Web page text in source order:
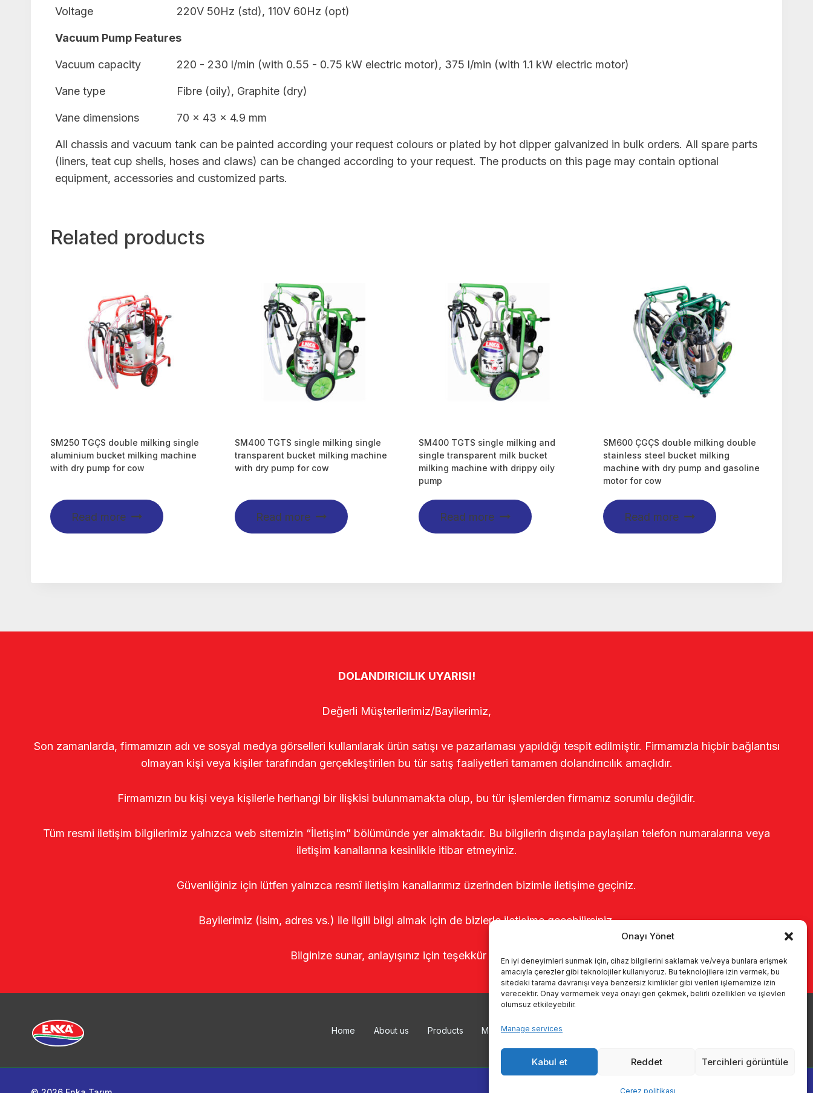
Onayı Yönet
En iyi deneyimleri sunmak için, cihaz bilgilerini saklamak ve/veya bunlara erişmek
amacıyla çerezler gibi teknolojiler kullanıyoruz. Bu teknolojilere izin vermek, bu
sitedeki tarama davranışı veya benzersiz kimlikler gibi verileri işlememize izin
verecektir. Onay vermemek veya onayı geri çekmek, belirli özellikleri ve işlevleri
olumsuz etkileyebilir.
Manage services
Kabul et Reddet Tercihleri görüntüle
Çerez politikası
Voltage 220V 50Hz (std), 110V 60Hz (opt)
Vacuum Pump Features
Vacuum capacity 220 - 230 l/min (with 0.55 - 0.75 kW electric motor), 375 l/min (with 1.1 kW electric motor)
Vane type Fibre (oily), Graphite (dry)
Vane dimensions 70 x 43 x 4.9 mm
All chassis and vacuum tank can be painted according your request colours or plated by hot dipper galvanized in bulk orders. All spare parts
(liners, teat cup shells, hoses and claws) can be changed according to your request. The products on this page may contain optional
equipment, accessories and customized parts.
Related products
SM250 TGÇS double milking single
aluminium bucket milking machine
with dry pump for cow
Read more
SM400 TGTS single milking single
transparent bucket milking machine
with dry pump for cow
Read more
SM400 TGTS single milking and
single transparent milk bucket
milking machine with drippy oily
pump
Read more
SM600 ÇGÇS double milking double
stainless steel bucket milking
machine with dry pump and gasoline
motor for cow
Read more
DOLANDIRICILIK UYARISI!
Değerli Müşterilerimiz/Bayilerimiz,
Son zamanlarda, firmamızın adı ve sosyal medya görselleri kullanılarak ürün satışı ve pazarlaması yapıldığı tespit edilmiştir. Firmamızla hiçbir bağlantısı
olmayan kişi veya kişiler tarafından gerçekleştirilen bu tür satış faaliyetleri tamamen dolandırıcılık amaçlıdır.
Firmamızın bu kişi veya kişilerle herhangi bir ilişkisi bulunmamakta olup, bu tür işlemlerden firmamız sorumlu değildir.
Tüm resmi iletişim bilgilerimiz yalnızca web sitemizin “İletişim” bölümünde yer almaktadır. Bu bilgilerin dışında paylaşılan telefon numaralarına veya
iletişim kanallarına kesinlikle itibar etmeyiniz.
Güvenliğiniz için lütfen yalnızca resmî iletişim kanallarımız üzerinden bizimle iletişime geçiniz.
Bayilerimiz (isim, adres vs.) ile ilgili bilgi almak için de bizlerle iletişime geçebilirsiniz.
Bilginize sunar, anlayışınız için teşekkür ederiz.
Home About us Products Milking systems